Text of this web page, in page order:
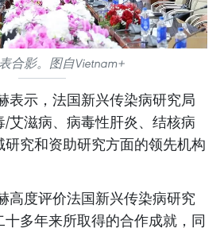
合影。图自Vietnam+
表示，法国新兴传染病研究局
艾滋病、病毒性肝炎、结核病
究和资助研究方面的领先机构
高度评价法国新兴传染病研究
多年来所取得的合作成就，同